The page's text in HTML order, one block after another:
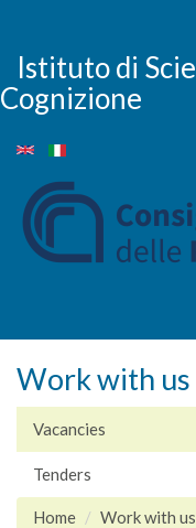
main
content
Istituto di
Cognizione
Work with us
Vacancies
Tenders
Home
Work with us